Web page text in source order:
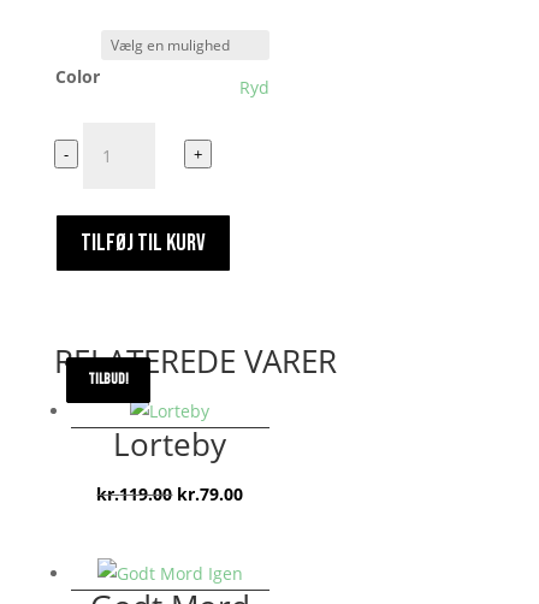
Color Ryd
Deltids
Sherif
far
antal
- +
TILFØJ TIL KURV
RELATEREDE VARER
TILBUD!
Lorteby
kr.119.00 Den
var:
kr.79.00Den
er:
TILBUD!
TILBUD!
TILBUD!